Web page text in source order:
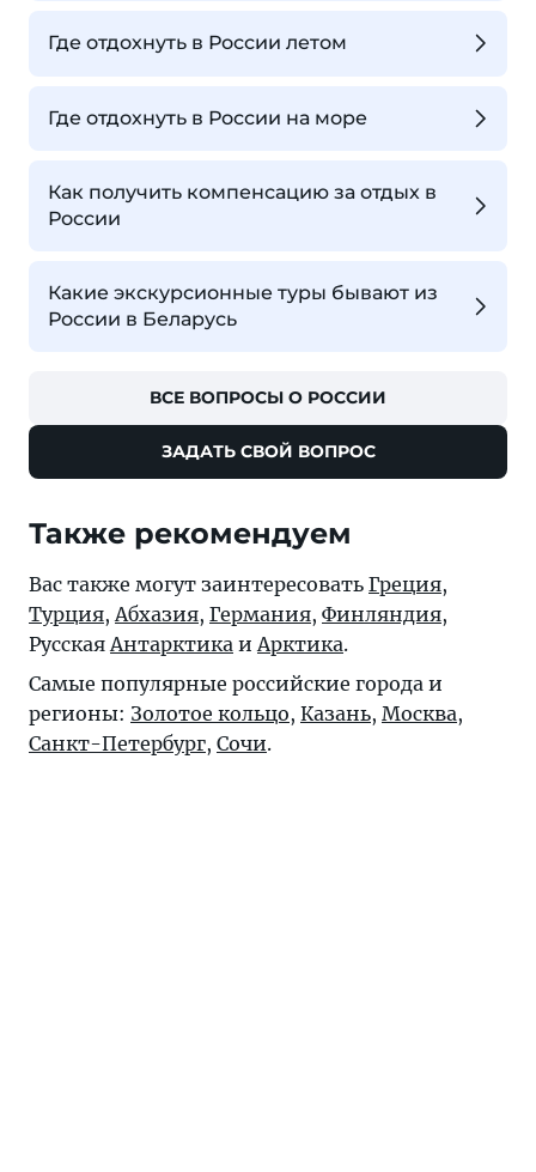
Где отдохнуть в России летом
Где отдохнуть в России на море
Как получить компенсацию за отдых в
России
Какие экскурсионные туры бывают из
России в Беларусь
ВСЕ ВОПРОСЫ О РОССИИ
ЗАДАТЬ СВОЙ ВОПРОС
Также рекомендуем
Вас также могут заинтересовать Греция,
Турция, Абхазия, Германия, Финляндия,
Русская Антарктика и Арктика.
Самые популярные российские города и
регионы: Золотое кольцо, Казань, Москва,
Санкт-Петербург, Сочи.